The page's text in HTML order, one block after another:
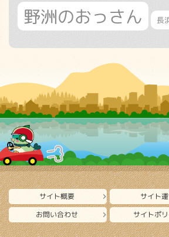
野洲のおっさん 長
サイト概要
サイト
お問い合わせ
サイトポ